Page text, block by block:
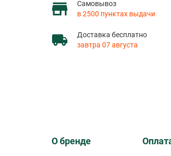
Самовывоз
в 2500 пунктах выдачи
Доставка бесплатно
завтра 07 августа
О бренде